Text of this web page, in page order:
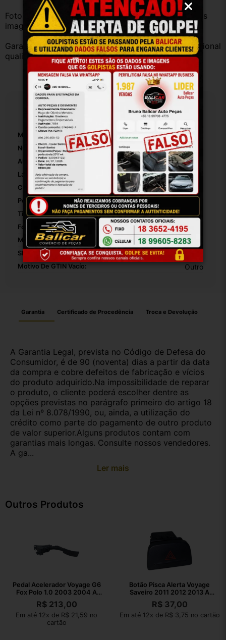
Fotos reais do produto. Peça exatamente igual à das
imagens.
Garantia válida somente com instalação por profissional
qualificado.
Especificações
Marca: Ford
Número De Peça: 4m51a06044
Altura Da Embalagem:
Largura Da Embalagem:
Comprimento Da Embalagem:
Peso Da Embalagem: 1000
Tipo De Veículo: Carro/Caminhonete
Fonte Do Produto: Padrão
Modelo: Focus
SKU: 34726
Motivo De GTIN Vacío: Outro
Garantia Certificado de Procedência Troca e Devolução
A Garantia Legal, prevista no Código de Defesa do
Consumidor, é de 90 (noventa) dias a partir da data
da compra e cobre defeitos de fabricação e vícios
do produto adquirido.Na impossibilidade de reparar
o produto, o cliente poderá escolher dentre as
opções previstas no parágrafo primeiro do artigo 18
da Lei nº 8.078/1990, ou, ainda, a utilização do
crédito como parte do pagamento de outro produto
de valor superior.Alguns produtos contam com
garantias mais longas. Consulte nossos vendedores.
A ga...
Ler mais
Outros Produtos
Pedal Acelerador Voyage G6
Fox Polo 1.0 2003 2004 A
2023
R$213,00
Em até 12x de R$ 21,59 no
cartão
Botão Pisca Alerta Voyage
Saveiro 2011 2012 2013 A
2016
R$37,00
Em até 12x de R$ 3,75 no cartão